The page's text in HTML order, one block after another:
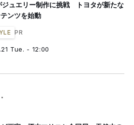
ジュエリー制作に挑戦 トヨタが新たな
ンツを始動
PR
Tue. - 12:00